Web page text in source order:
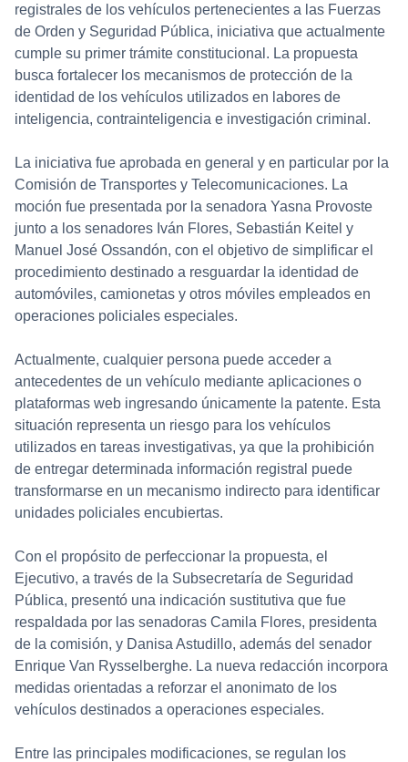
registrales de los vehículos pertenecientes a las Fuerzas
de Orden y Seguridad Pública, iniciativa que actualmente
cumple su primer trámite constitucional. La propuesta
busca fortalecer los mecanismos de protección de la
identidad de los vehículos utilizados en labores de
inteligencia, contrainteligencia e investigación criminal.
La iniciativa fue aprobada en general y en particular por la
Comisión de Transportes y Telecomunicaciones. La
moción fue presentada por la senadora Yasna Provoste
junto a los senadores Iván Flores, Sebastián Keitel y
Manuel José Ossandón, con el objetivo de simplificar el
procedimiento destinado a resguardar la identidad de
automóviles, camionetas y otros móviles empleados en
operaciones policiales especiales.
Actualmente, cualquier persona puede acceder a
antecedentes de un vehículo mediante aplicaciones o
plataformas web ingresando únicamente la patente. Esta
situación representa un riesgo para los vehículos
utilizados en tareas investigativas, ya que la prohibición
de entregar determinada información registral puede
transformarse en un mecanismo indirecto para identificar
unidades policiales encubiertas.
Con el propósito de perfeccionar la propuesta, el
Ejecutivo, a través de la Subsecretaría de Seguridad
Pública, presentó una indicación sustitutiva que fue
respaldada por las senadoras Camila Flores, presidenta
de la comisión, y Danisa Astudillo, además del senador
Enrique Van Rysselberghe. La nueva redacción incorpora
medidas orientadas a reforzar el anonimato de los
vehículos destinados a operaciones especiales.
Entre las principales modificaciones, se regulan los